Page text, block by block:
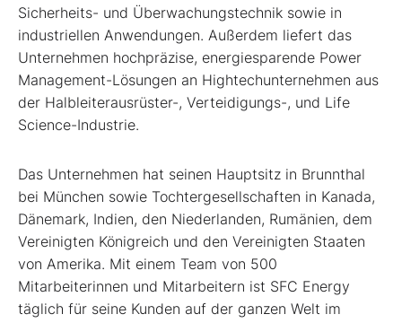
Sicherheits- und Überwachungstechnik sowie in
industriellen Anwendungen. Außerdem liefert das
Unternehmen hochpräzise, energiesparende Power
Management-Lösungen an Hightechunternehmen aus
der Halbleiterausrüster-, Verteidigungs-, und Life
Science-Industrie.
Das Unternehmen hat seinen Hauptsitz in Brunnthal
bei München sowie Tochtergesellschaften in Kanada,
Dänemark, Indien, den Niederlanden, Rumänien, dem
Vereinigten Königreich und den Vereinigten Staaten
von Amerika. Mit einem Team von 500
Mitarbeiterinnen und Mitarbeitern ist SFC Energy
täglich für seine Kunden auf der ganzen Welt im